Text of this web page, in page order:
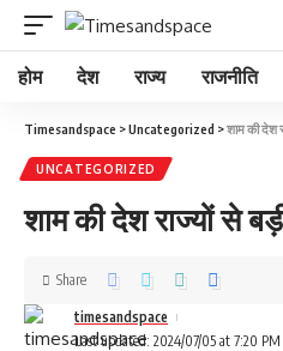
होम देश राज्य राजनीति
Timesandspace >Uncategorized >शाम की देश
UNCATEGORIZED
शाम की देश राज्यों से
Last updated: 2024/07/05 at 7:20 PM
timesandspace
Share